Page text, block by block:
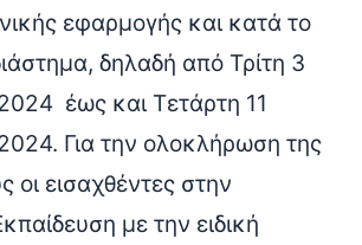
εφαρμογής και κατά το
δηλαδή από Τρίτη 3
έως και Τετάρτη 11
Για την ολοκλήρωση της
οι εισαχθέντες στην
με την ειδική